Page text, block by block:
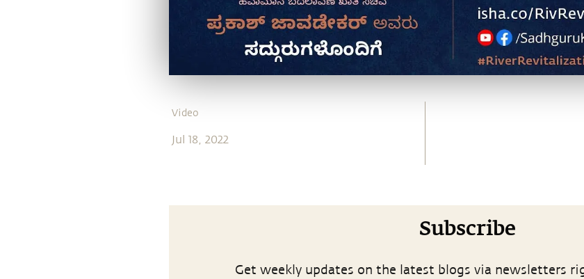
Video
Jul 18, 2022
Subscribe
Get weekly updates on the latest blogs via newsletters